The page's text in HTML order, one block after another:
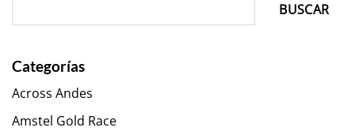
BUSCAR
Categorías
Across Andes
Amstel Gold Race